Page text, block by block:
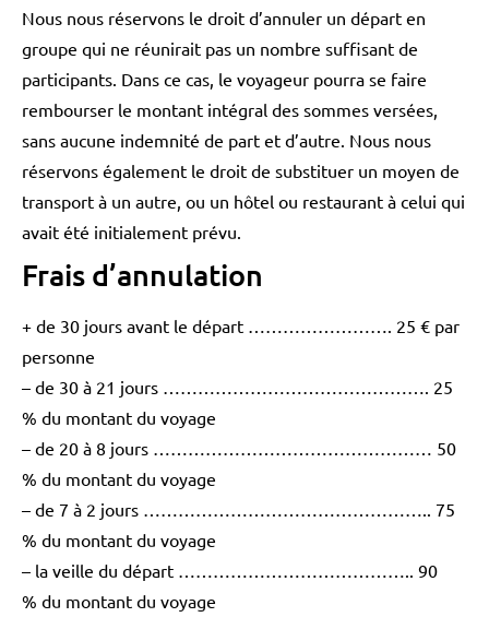
Nous nous réservons le droit d’annuler un départ en
groupe qui ne réunirait pas un nombre suffisant de
participants. Dans ce cas, le voyageur pourra se faire
rembourser le montant intégral des sommes versées,
sans aucune indemnité de part et d’autre. Nous nous
réservons également le droit de substituer un moyen de
transport à un autre, ou un hôtel ou restaurant à celui qui
avait été initialement prévu.
Frais d’annulation
+ de 30 jours avant le départ ……………………. 25 € par
personne
– de 30 à 21 jours ………………………………………. 25
% du montant du voyage
– de 20 à 8 jours ………………………………………… 50
% du montant du voyage
– de 7 à 2 jours ………………………………………….. 75
% du montant du voyage
– la veille du départ ………………………………….. 90
% du montant du voyage